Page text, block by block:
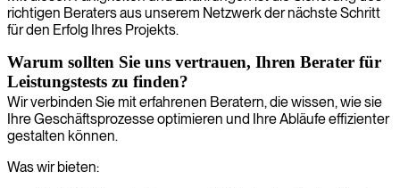
richtigen Beraters aus unserem Netzwerk der nächste Schritt
für den Erfolg Ihres Projekts.
Warum sollten Sie uns vertrauen, Ihren Berater für
Leistungstests zu finden?
Wir verbinden Sie mit erfahrenen Beratern, die wissen, wie sie
Ihre Geschäftsprozesse optimieren und Ihre Abläufe effizienter
gestalten können.
Was wir bieten: